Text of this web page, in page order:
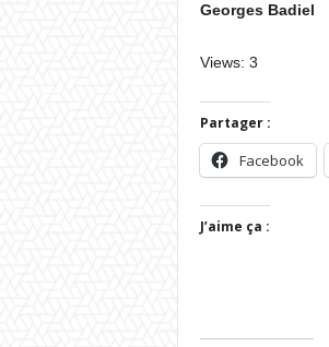
Georges Badiel
Views: 3
Partager :
Facebook
J’aime ça :